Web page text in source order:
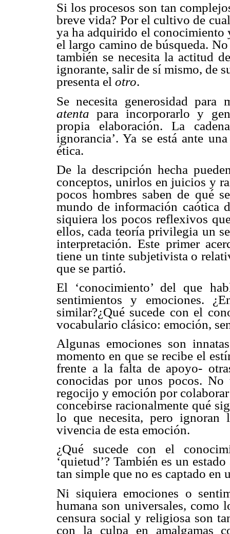
Si los procesos son tan
breve vida? Por el cultivo de
ya ha adquirido el conocimiento
el largo camino de búsqueda.
también se necesita la actitud
ignorante, salir de sí mismo, de
presenta el otro.
Se necesita generosidad para
atentapara incorporarlo y
propia elaboración. La
ignorancia’. Ya se está ante
ética.
De la descripción hecha
conceptos, unirlos en juicios y
pocos hombres saben de qué
mundo de información caótica
siquiera los pocos reflexivos
ellos, cada teoría privilegia un
interpretación. Este primer
tiene un tinte subjetivista o
que se partió.
El ‘conocimiento’ del que
sentimientos y emociones.
similar?¿Qué sucede con el
vocabulario clásico: emoción,
Algunas emociones son
momento en que se recibe el
frente a la falta de apoyo-
conocidas por unos pocos.
regocijo y emoción por
concebirse racionalmente qué
lo que necesita, pero ignoran
vivencia de esta emoción.
¿Qué sucede con el
‘quietud’? También es un
tan simple que no es captado en
Ni siquiera emociones o
humana son universales, como
censura social y religiosa son
con la culpa en amalgamas